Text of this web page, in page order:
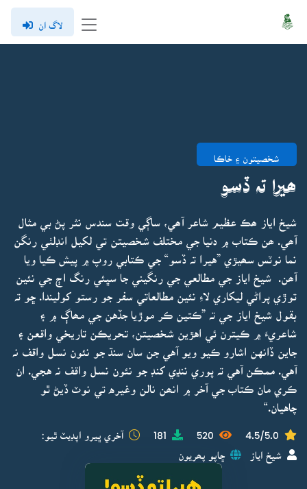
لاگ ان
شخصيتون ۽ خاڪا
ھيرا تہ ڏسو
شيخ اياز ھڪ عظيم شاعر آھي، ساڳي وقت سندس نثر پڻ بي مثال
آھي. ھن ڪتاب ۾ دنيا جي مختلف شخصيتن تي لکيل انڊلٺي رنگن
نما نوٽس سھيڙي ”هيرا تہ ڏسو“ جي ڪتابي روپ ۾ پيش ڪيا ويا
آھن. شيخ اياز جي مطالعي جي رنگيني جا سڀئي رنگ اڄ جي نئين
توڙي پراڻي ليکاري لاءِ نئين مطالعاتي سفر جو رستو کوليندا. ڇو تہ
بقول شيخ اياز جي تہ ”ڪتين ڪر موڙيا جڏهن جي مھاڳ ۾ ۽
شاعريءَ ۾ ڪيترن ئي اهڙين شخصيتن، تحريڪن تاريخي واقعن ۽
جاين ڏانهن اشارو ڪيو ويو آهي جن سان سنڌ جو نئون نسل واقف نہ
آهي. ممڪن آهي تہ پوري ننڍي کنڊ جو نئون نسل واقف نہ هجي. ان
ڪري مان ڪتاب جي آخر ۾ انھن نالن وغيره تي نوٽ ڏيڻ ٿو
چاهيان.“
4.5/5.0
520
181 آخري ڀيرو اپڊيٽ ٿيو:
شيخ اياز ڇاپو پھريون